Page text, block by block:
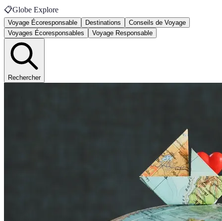
📋Globe Explore
Voyage Écoresponsable Destinations
Conseils de Voyage
Voyages Écoresponsables
Voyage Responsable
Rechercher